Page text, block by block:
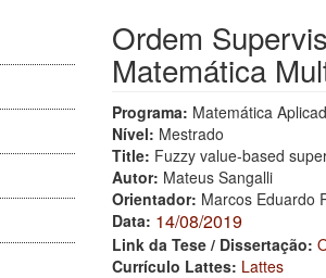
Ordem
Matemática
Programa: Matemática
Nível: Mestrado
Title: Fuzzy value-based
Autor: Mateus Sangalli
Orientador: Marcos Eduardo
Data: 14/08/2019
Link da Tese / Dissertação:
Currículo Lattes: Lattes